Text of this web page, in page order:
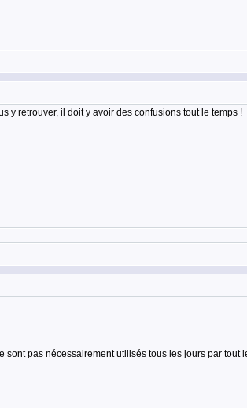
y retrouver, il doit y avoir des confusions tout le temps !
pas nécessairement utilisés tous les jours par tout